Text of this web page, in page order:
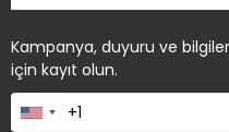
Kampanya, duyuru ve
için kayıt olun.